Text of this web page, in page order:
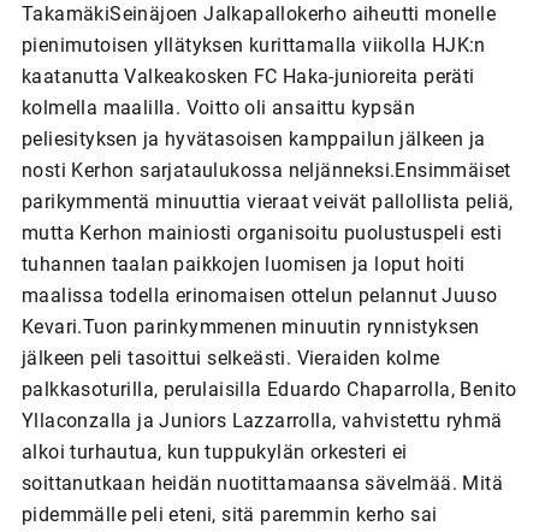
TakamäkiSeinäjoen Jalkapallokerho aiheutti monelle
pienimutoisen yllätyksen kurittamalla viikolla HJK:n
kaatanutta Valkeakosken FC Haka-junioreita peräti
kolmella maalilla. Voitto oli ansaittu kypsän
peliesityksen ja hyvätasoisen kamppailun jälkeen ja
nosti Kerhon sarjataulukossa neljänneksi.Ensimmäiset
parikymmentä minuuttia vieraat veivät pallollista peliä,
mutta Kerhon mainiosti organisoitu puolustuspeli esti
tuhannen taalan paikkojen luomisen ja loput hoiti
maalissa todella erinomaisen ottelun pelannut Juuso
Kevari.Tuon parinkymmenen minuutin rynnistyksen
jälkeen peli tasoittui selkeästi. Vieraiden kolme
palkkasoturilla, perulaisilla Eduardo Chaparrolla, Benito
Yllaconzalla ja Juniors Lazzarrolla, vahvistettu ryhmä
alkoi turhautua, kun tuppukylän orkesteri ei
soittanutkaan heidän nuotittamaansa sävelmää. Mitä
pidemmälle peli eteni, sitä paremmin kerho sai